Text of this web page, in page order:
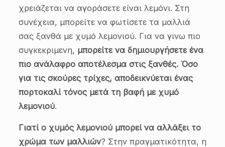
χρειάζεται να αγοράσετε είναι λεμόνι. Στη
συνέχεια, μπορείτε να φωτίσετε τα μαλλιά
σας ξανθά με χυμό λεμονιού. Για να γινω πιο
συγκεκριμενη, μπορείτε να δημιουργήσετε ένα
πιο ανάλαφρο αποτέλεσμα στις ξανθές. Όσο
για τις σκούρες τρίχες, αποδεικνύεται ένας
πορτοκαλί τόνος μετά τη βαφή με χυμό
λεμονιού.
Γιατί ο χυμός λεμονιού μπορεί να αλλάξει το
χρώμα των μαλλιών? Στην πραγματικότητα, η